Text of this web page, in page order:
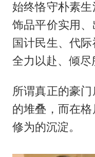
始终恪守朴素生
饰品平价实用
国计民生、代
全力以赴、倾尽
所谓真正的豪
的堆叠，而在
修为的沉淀。